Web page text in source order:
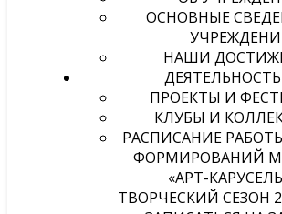
ОСНОВНЫЕ
НАШИ
ДЕЯТЕЛЬНОСТЬ
ПРОЕКТЫ И
КЛУБЫ И
РАСПИСАНИЕ
ФОРМИРОВАНИЙ
«АРТ-
ТВОРЧЕСКИЙ СЕЗОН